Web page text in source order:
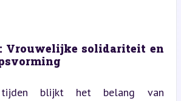
Vrouwelijke solidariteit en
blijkt het belang van